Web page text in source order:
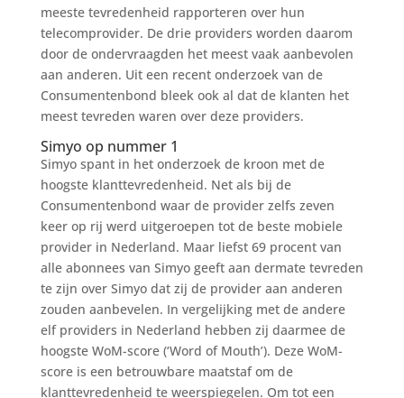
meeste tevredenheid rapporteren over hun
telecomprovider. De drie providers worden daarom
door de ondervraagden het meest vaak aanbevolen
aan anderen. Uit een recent onderzoek van de
Consumentenbond bleek ook al dat de klanten het
meest tevreden waren over deze providers.
Simyo op nummer 1
Simyo spant in het onderzoek de kroon met de
hoogste klanttevredenheid. Net als bij de
Consumentenbond waar de provider zelfs zeven
keer op rij werd uitgeroepen tot de beste mobiele
provider in Nederland. Maar liefst 69 procent van
alle abonnees van Simyo geeft aan dermate tevreden
te zijn over Simyo dat zij de provider aan anderen
zouden aanbevelen. In vergelijking met de andere
elf providers in Nederland hebben zij daarmee de
hoogste WoM-score (‘Word of Mouth’). Deze WoM-
score is een betrouwbare maatstaf om de
klanttevredenheid te weerspiegelen. Om tot een